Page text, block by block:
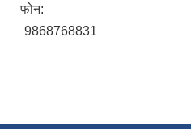
फोन:
9868768831